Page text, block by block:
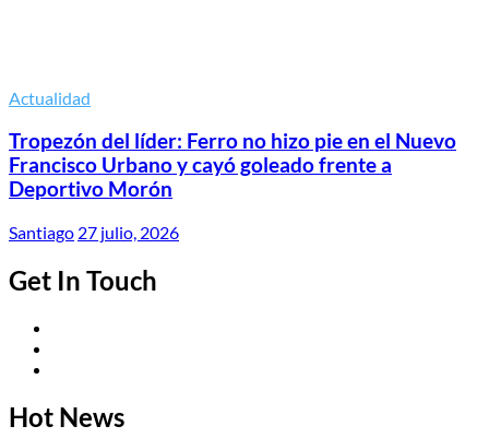
Actualidad
Tropezón del líder: Ferro no hizo pie en el Nuevo
Francisco Urbano y cayó goleado frente a
Deportivo Morón
Santiago 27 julio, 2026
Get In Touch
Hot News